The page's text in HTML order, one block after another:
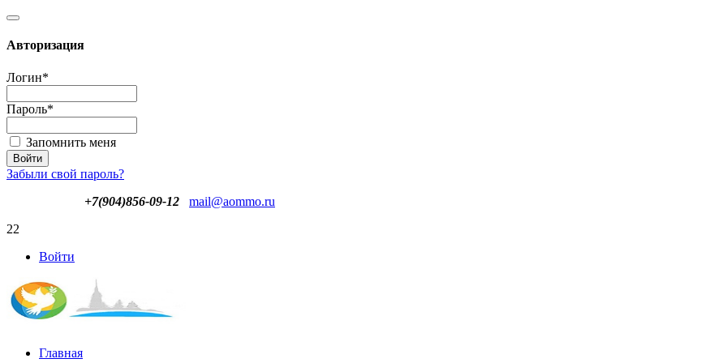
Авторизация
Логин*
Пароль*
Запомнить меня
Забыли свой пароль?
+7(904)856-09-12
mail@aommo.ru
22
Войти
Главная